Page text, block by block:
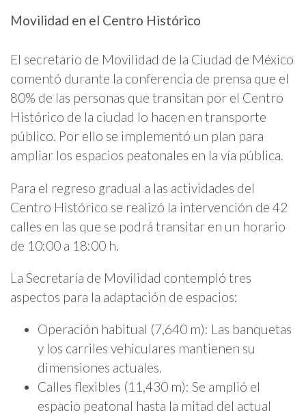
Movilidad en el Centro Histórico
El secretario de Movilidad de la Ciudad de México
comentó durante la conferencia de prensa que el
80% de las personas que transitan por el Centro
Histórico de la ciudad lo hacen en transporte
público. Por ello se implementó un plan para
ampliar los espacios peatonales en la vía pública.
Para el regreso gradual a las actividades del
Centro Histórico se realizó la intervención de 42
calles en las que se podrá transitar en un horario
de 10:00 a 18:00 h.
La Secretaría de Movilidad contempló tres
aspectos para la adaptación de espacios:
Operación habitual (7,640 m): Las banquetas
y los carriles vehiculares mantienen su
dimensiones actuales.
Calles flexibles (11,430 m): Se amplió el
espacio peatonal hasta la mitad del actual